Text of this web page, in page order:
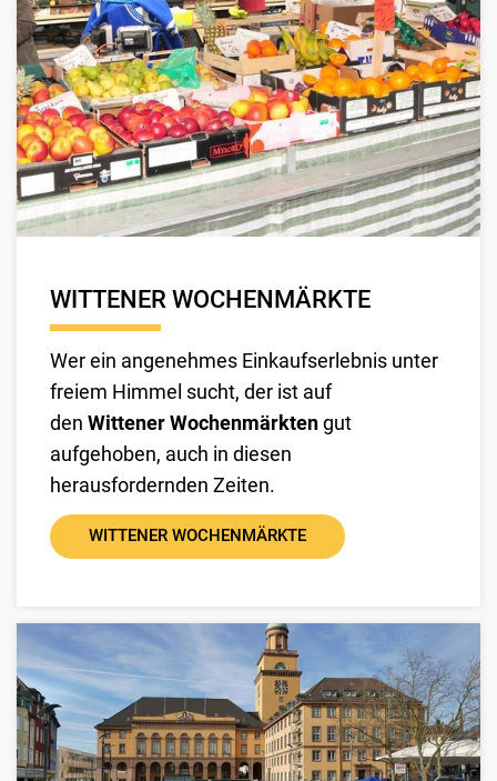
WITTENER WOCHENMÄRKTE
Wer ein angenehmes Einkaufserlebnis unter
freiem Himmel sucht, der ist auf
den Wittener Wochenmärkten gut
aufgehoben, auch in diesen
herausfordernden Zeiten.
WITTENER WOCHENMÄRKTE